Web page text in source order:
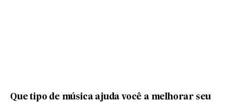
Que tipo de música ajuda você a melhorar seu